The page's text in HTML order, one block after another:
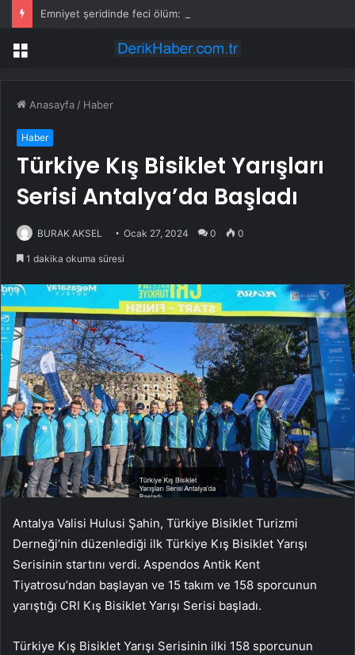
Menü
Anasayfa / Haber
Haber
Türkiye Kış Bisiklet Yarışları
Serisi Antalya’da Başladı
BURAK AKSEL Ocak 27, 2024 0 0
1 dakika okuma süresi
Antalya Valisi Hulusi Şahin, Türkiye Bisiklet Turizmi
Derneği’nin düzenlediği ilk Türkiye Kış Bisiklet Yarışı
Serisinin startını verdi. Aspendos Antik Kent
Tiyatrosu’ndan başlayan ve 15 takım ve 158 sporcunun
yarıştığı CRI Kış Bisiklet Yarışı Serisi başladı.
Türkiye Kış Bisiklet Yarışı Serisinin ilki 158 sporcunun